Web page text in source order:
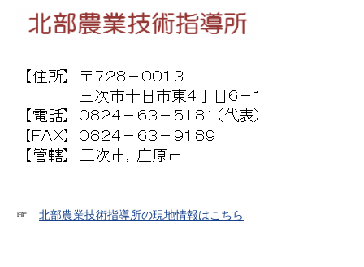
☞ 北部農業技術指導所の現地情報はこちら